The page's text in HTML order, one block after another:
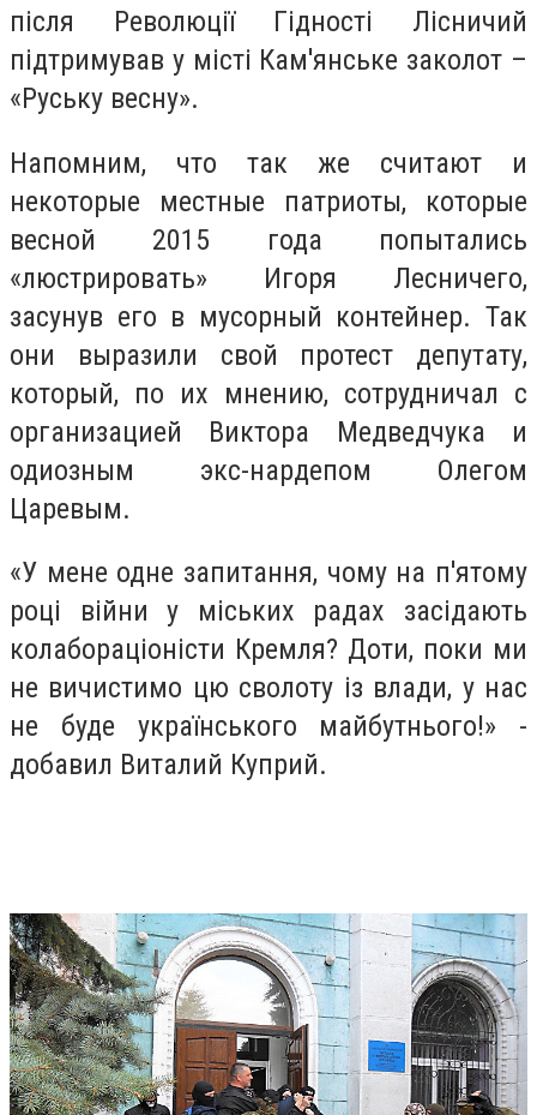
після Революції Гідності Лісничий
підтримував у місті Кам'янське заколот –
«Руську весну».
Напомним, что так же считают и
некоторые местные патриоты, которые
весной 2015 года попытались
«люстрировать» Игоря Лесничего,
засунув его в мусорный контейнер. Так
они выразили свой протест депутату,
который, по их мнению, сотрудничал с
организацией Виктора Медведчука и
одиозным экс-нардепом Олегом
Царевым.
«У мене одне запитання, чому на п'ятому
році війни у міських радах засідають
колабораціоністи Кремля? Доти, поки ми
не вичистимо цю сволоту із влади, у нас
не буде українського майбутнього!» -
добавил Виталий Куприй.